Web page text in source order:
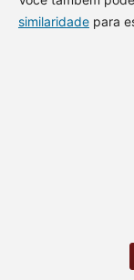
similaridadepara